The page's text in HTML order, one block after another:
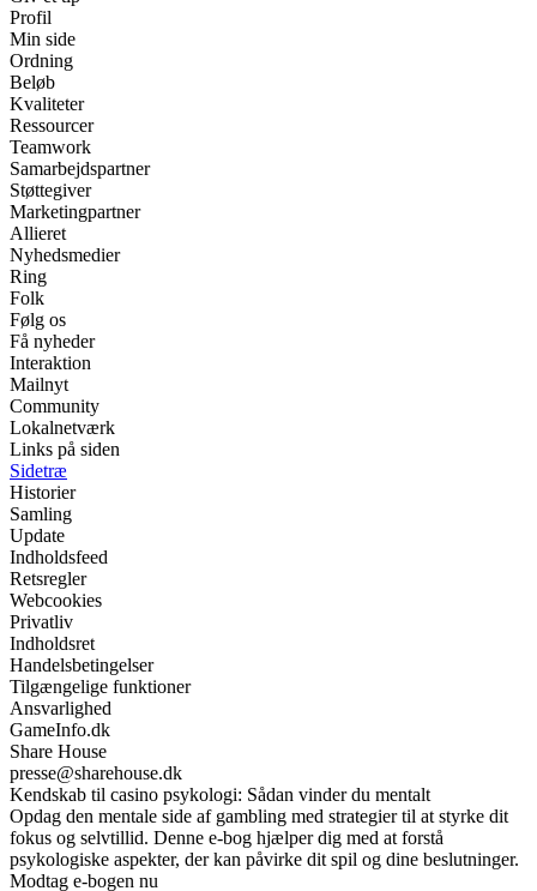
Profil
Min side
Ordning
Beløb
Kvaliteter
Ressourcer
Teamwork
Samarbejdspartner
Støttegiver
Marketingpartner
Allieret
Nyhedsmedier
Ring
Folk
Følg os
Få nyheder
Interaktion
Mailnyt
Community
Lokalnetværk
Links på siden
Sidetræ
Historier
Samling
Update
Indholdsfeed
Retsregler
Webcookies
Privatliv
Indholdsret
Handelsbetingelser
Tilgængelige funktioner
Ansvarlighed
GameInfo.dk
Share House
presse@sharehouse.dk
Kendskab til casino psykologi: Sådan vinder du mentalt
Opdag den mentale side af gambling med strategier til at styrke dit
fokus og selvtillid. Denne e-bog hjælper dig med at forstå
psykologiske aspekter, der kan påvirke dit spil og dine beslutninger.
Modtag e-bogen nu